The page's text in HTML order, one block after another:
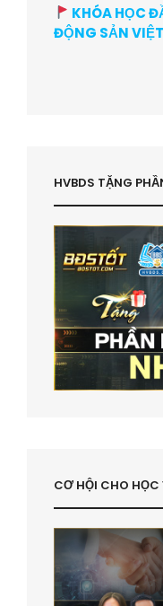
KHÓA HỌC
ĐỘNG SẢN
HVBDS TẶNG
CƠ HỘI CHO HỌC